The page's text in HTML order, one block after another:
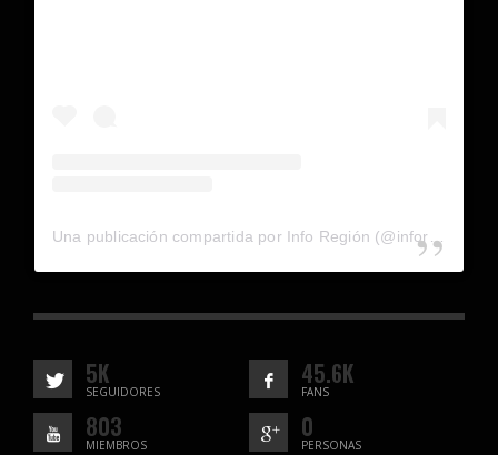
Una publicación compartida por Info Región (@inforegion_redes)
5K
SEGUIDORES
45.6K
FANS
803
MIEMBROS
0
PERSONAS